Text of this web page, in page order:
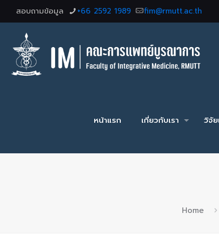
สอบถามข้อมูล +66 2592 1989 fim@rmutt.ac.th
หน้าแรก เกี่ยวกับเรา วิจั
Home